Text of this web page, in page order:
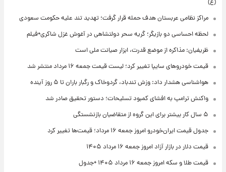
(ع)
مراکز نظامی عربستان هدف حمله قرار گرفت؛ تهدید تند علیه حکومت سعودی
لحظه احساسی دو بازیگر؛ گریه سحر دولتشاهی در آغوش غزل شاکری+فیلم
ظریفیان: مذاکره از موضع قدرت، ابزار صیانت ملی است
قیمت خودروهای سایپا تغییر کرد؛ لیست قیمت جمعه ۱۶ مرداد منتشر شد
هواشناسی هشدار داد: وزش تندباد، گردوخاک و رگبار باران تا ۵ روز آینده
واکنش ترامپ به افشای کمبود تسلیحات؛ دستور تحقیق صادر شد
۵ سال کار بیشتر برای این گروه از متقاضیان بازنشستگی
جدول قیمت ایران‌خودرو امروز جمعه ۱۶ مرداد؛ قیمت‌ها تغییر کرد
قیمت دلار در بازار آزاد امروز جمعه ۱۶ مرداد ۱۴۰۵
قیمت طلا و سکه امروز جمعه ۱۶ مرداد ۱۴۰۵ +جدول